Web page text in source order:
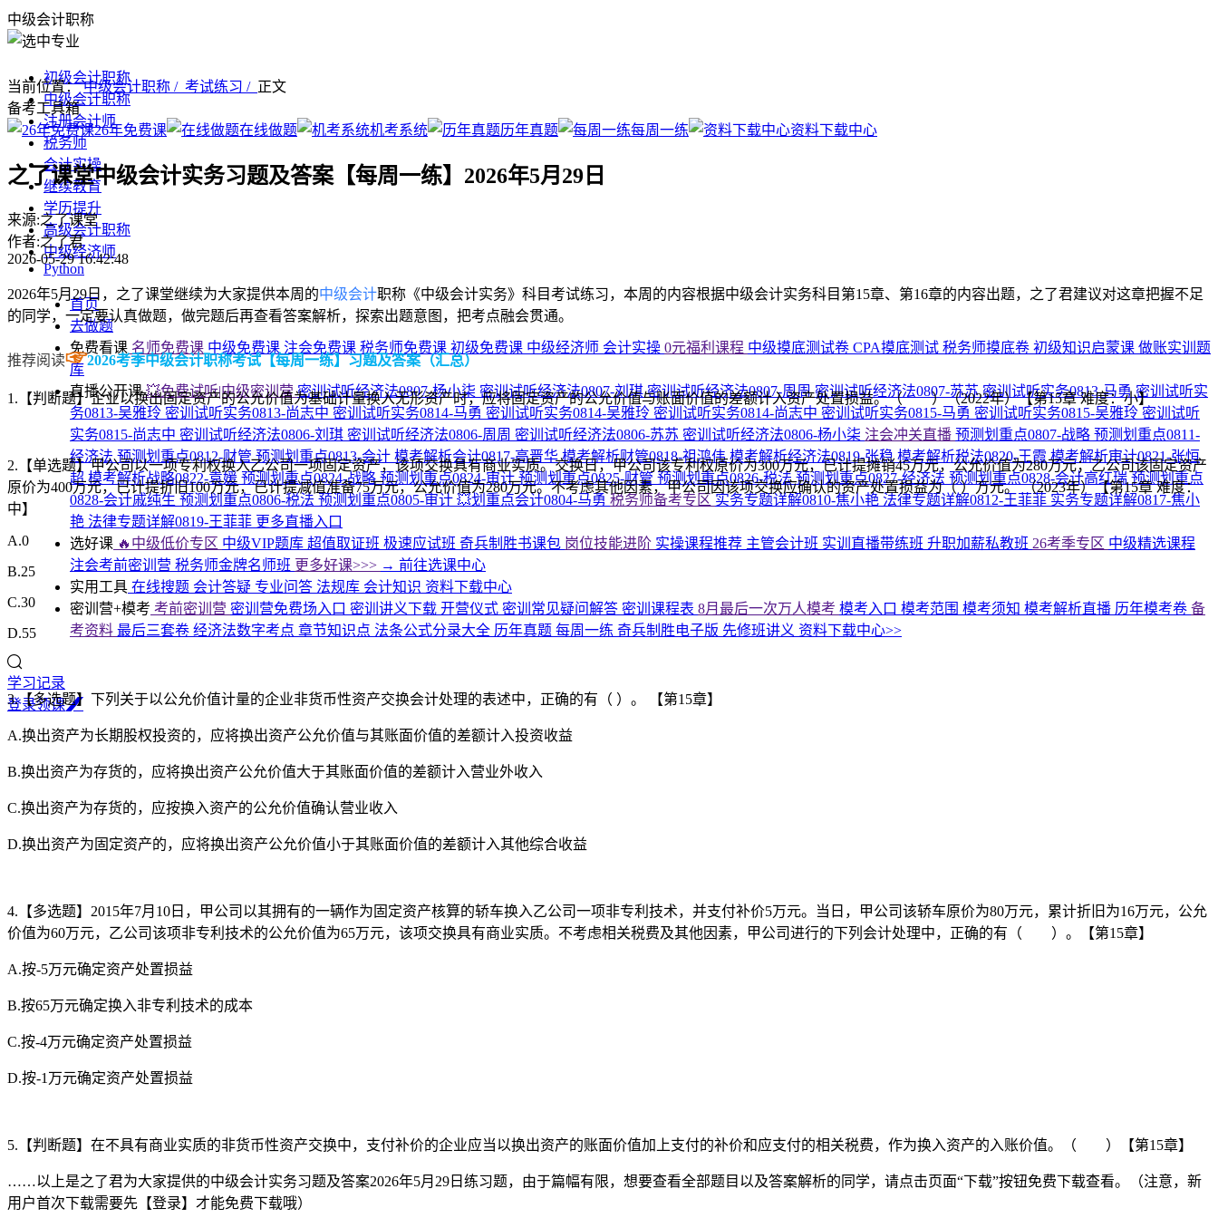
中级会计职称
初级会计职称
中级会计职称
注册会计师
税务师
会计实操
继续教育
学历提升
高级会计职称
中级经济师
Python
首页
去做题
免费看课 名师免费课 中级免费课 注会免费课 税务师免费课 初级免费课 中级经济师 会计实操 0元福利课程 中级摸底测试卷 CPA摸底测试 税务师摸底卷 初级知识启蒙课 做账实训题
库
直播公开课💥免费试听|中级密训营密训试听经济法0807-杨小柒 密训试听经济法0807-刘琪密训试听经济法0807-周周密训试听经济法0807-苏苏密训试听实务0813-马勇密训试听实
务0813-吴雅玲 密训试听实务0813-尚志中 密训试听实务0814-马勇 密训试听实务0814-吴雅玲 密训试听实务0814-尚志中 密训试听实务0815-马勇 密训试听实务0815-吴雅玲 密训试听
实务0815-尚志中 密训试听经济法0806-刘琪 密训试听经济法0806-周周 密训试听经济法0806-苏苏 密训试听经济法0806-杨小柒 注会冲关直播 预测划重点0807-战略 预测划重点0811-
经济法预测划重点0812-财管预测划重点0813-会计 模考解析会计0817-高晋华模考解析财管0818-祖鸿伟模考解析经济法0819-张稳模考解析税法0820-王霞模考解析审计0821-张恒
超模考解析战略0822-袁媛 预测划重点0824-战略预测划重点0824-审计预测划重点0825-财管 预测划重点0826-税法预测划重点0827-经济法 预测划重点0828-会计高红瑞 预测划重点
0828-会计戚纯生 预测划重点0806-税法 预测划重点0805-审计 💥划重点会计0804-马勇 税务师备考专区 实务专题详解0810-焦小艳 法律专题详解0812-王菲菲 实务专题详解0817-焦小
艳 法律专题详解0819-王菲菲 更多直播入口
选好课 🔥中级低价专区 中级VIP题库 超值取证班 极速应试班 奇兵制胜书课包 岗位技能进阶 实操课程推荐 主管会计班 实训直播带练班 升职加薪私教班 26考季专区 中级精选课程
注会考前密训营 税务师金牌名师班 更多好课>>> → 前往选课中心
实用工具 在线搜题 会计答疑 专业问答 法规库 会计知识 资料下载中心
密训营+模考 考前密训营 密训营免费场入口 密训讲义下载 开营仪式 密训常见疑问解答 密训课程表 8月最后一次万人模考 模考入口 模考范围 模考须知 模考解析直播 历年模考卷 备
考资料 最后三套卷 经济法数字考点 章节知识点 法条公式分录大全 历年真题 每周一练 奇兵制胜电子版 先修班讲义 资料下载中心>>
学习记录
登录领课
当前位置：中级会计职称 / 考试练习 / 正文
备考工具箱
26年免费课
在线做题 机考系统 历年真题 每周一练 资料下载中心
之了课堂中级会计实务习题及答案【每周一练】2026年5月29日
来源:之了课堂
作者:之了君
2026-05-29 16:42:48
​2026年5月29日，之了课堂继续为大家提供本周的中级会计职称《中级会计实务》科目考试练习，本周的内容根据中级会计实务科目第15章、第16章的内容出题，之了君建议对这章把握不足
的同学，一定要认真做题，做完题后再查看答案解析，探索出题意图，把考点融会贯通。
推荐阅读☞2026考季中级会计职称考试【每周一练】习题及答案（汇总）
1.【判断题】企业以换出固定资产的公允价值为基础计量换入无形资产时，应将固定资产的公允价值与账面价值的差额计入资产处置损益。（ ）（2022年）【第15章 难度：小】
2.【单选题】甲公司以一项专利权换入乙公司一项固定资产，该项交换具有商业实质。交换日，甲公司该专利权原价为300万元，已计提摊销45万元，公允价值为280万元；乙公司该固定资产
原价为400万元，已计提折旧100万元，已计提减值准备75万元，公允价值为280万元。不考虑其他因素，甲公司因该项交换应确认的资产处置损益为（ ）万元。 （2023年）【第15章 难度：
中】
A.0
B.25
C.30
D.55
3.【多选题】下列关于以公允价值计量的企业非货币性资产交换会计处理的表述中，正确的有（ ）。 【第15章】
A.换出资产为长期股权投资的，应将换出资产公允价值与其账面价值的差额计入投资收益
B.换出资产为存货的，应将换出资产公允价值大于其账面价值的差额计入营业外收入
C.换出资产为存货的，应按换入资产的公允价值确认营业收入
D.换出资产为固定资产的，应将换出资产公允价值小于其账面价值的差额计入其他综合收益
4.【多选题】2015年7月10日，甲公司以其拥有的一辆作为固定资产核算的轿车换入乙公司一项非专利技术，并支付补价5万元。当日，甲公司该轿车原价为80万元，累计折旧为16万元，公允
价值为60万元，乙公司该项非专利技术的公允价值为65万元，该项交换具有商业实质。不考虑相关税费及其他因素，甲公司进行的下列会计处理中，正确的有（ ）。【第15章】
A.按-5万元确定资产处置损益
B.按65万元确定换入非专利技术的成本
C.按-4万元确定资产处置损益
D.按-1万元确定资产处置损益
5.【判断题】在不具有商业实质的非货币性资产交换中，支付补价的企业应当以换出资产的账面价值加上支付的补价和应支付的相关税费，作为换入资产的入账价值。（ ）【第15章】
……以上是之了君为大家提供的中级会计实务习题及答案2026年5月29日练习题，由于篇幅有限，想要查看全部题目以及答案解析的同学，请点击页面“下载”按钮免费下载查看。（注意，新
用户首次下载需要先【登录】才能免费下载哦）